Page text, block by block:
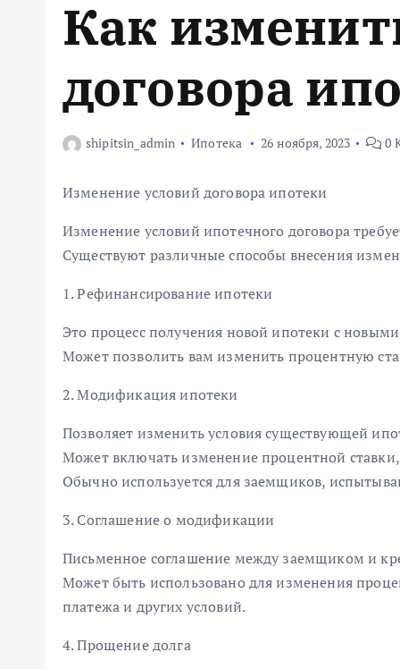
Как
договора
shipitsin_admin Ипотека 26 ноября, 2023 0
Изменение условий договора ипотеки
Изменение условий ипотечного договора
Существуют различные способы внесения
1. Рефинансирование ипотеки
Это процесс получения новой ипотеки с
Может позволить вам изменить процентную
2. Модификация ипотеки
Позволяет изменить условия существующей
Может включать изменение процентной
Обычно используется для заемщиков,
3. Соглашение о модификации
Письменное соглашение между заемщиком и
Может быть использовано для изменения
платежа и других условий.
4. Прощение долга